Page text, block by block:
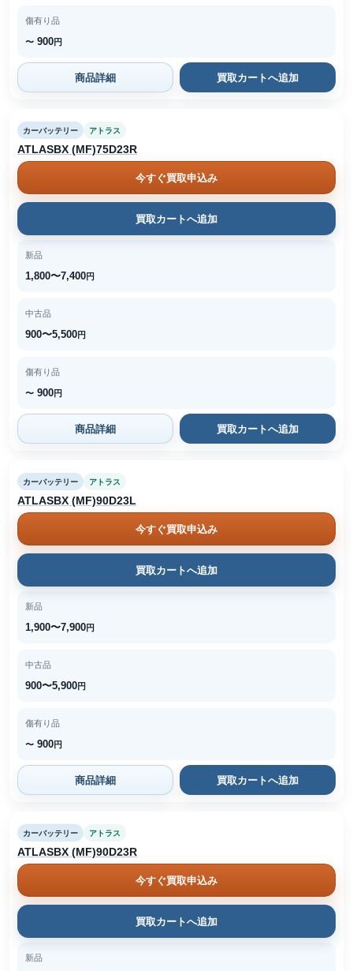
傷有り品
〜 900円
商品詳細 買取カートへ追加
カーバッテリー アトラス
ATLASBX (MF)75D23R
今すぐ買取申込み
買取カートへ追加
新品
1,800〜7,400円
中古品
900〜5,500円
傷有り品
〜 900円
商品詳細 買取カートへ追加
カーバッテリー アトラス
ATLASBX (MF)90D23L
今すぐ買取申込み
買取カートへ追加
新品
1,900〜7,900円
中古品
900〜5,900円
傷有り品
〜 900円
商品詳細 買取カートへ追加
カーバッテリー アトラス
ATLASBX (MF)90D23R
今すぐ買取申込み
買取カートへ追加
新品